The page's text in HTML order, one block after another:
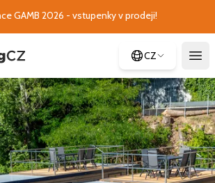
GAMB 2026 - vstupenky v prodeji!
CZ